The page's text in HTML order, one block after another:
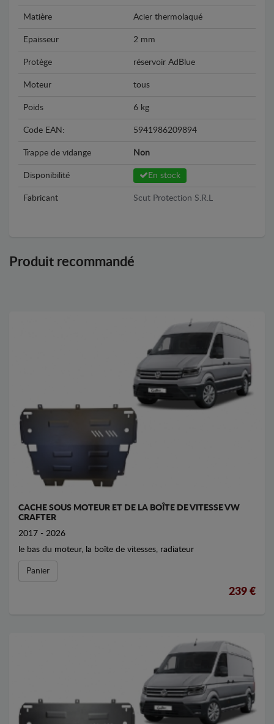
Matière Acier thermolaqué
Epaisseur 2 mm
Protège réservoir AdBlue
Moteur tous
Poids 6 kg
Code EAN: 5941986209894
Trappe de vidange Non
Disponibilité En stock
Fabricant Scut Protection S.R.L
Produit recommandé
CACHE SOUS MOTEUR ET DE LA BOÎTE DE VITESSE VW
CRAFTER
2017 - 2026
le bas du moteur, la boîte de vitesses, radiateur
Panier
239 €